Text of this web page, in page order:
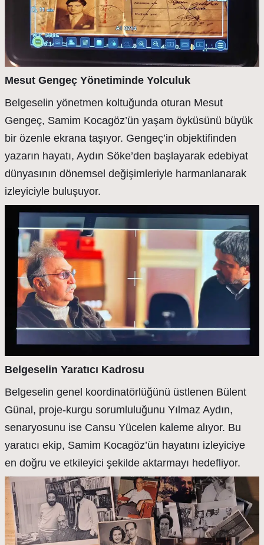
Mesut Gengeç Yönetiminde Yolculuk
Belgeselin yönetmen koltuğunda oturan Mesut
Gengeç, Samim Kocagöz’ün yaşam öyküsünü büyük
bir özenle ekrana taşıyor. Gengeç’in objektifinden
yazarın hayatı, Aydın Söke’den başlayarak edebiyat
dünyasının dönemsel değişimleriyle harmanlanarak
izleyiciyle buluşuyor.
Belgeselin Yaratıcı Kadrosu
Belgeselin genel koordinatörlüğünü üstlenen Bülent
Günal, proje-kurgu sorumluluğunu Yılmaz Aydın,
senaryosunu ise Cansu Yücelen kaleme alıyor. Bu
yaratıcı ekip, Samim Kocagöz’ün hayatını izleyiciye
en doğru ve etkileyici şekilde aktarmayı hedefliyor.